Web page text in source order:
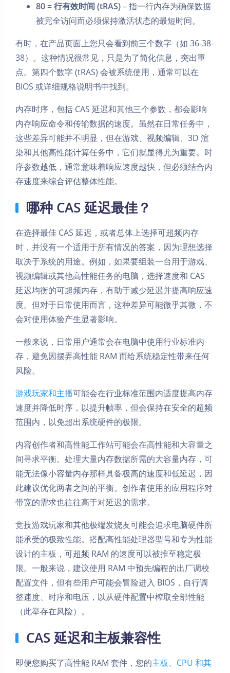
80 = 行有效时间 (tRAS)– 指一行内存为确保数据
被完全访问而必须保持激活状态的最短时间。
有时，在产品页面上您只会看到前三个数字（如 36-38-
38）。这种情况很常见，只是为了简化信息，突出重
点。第四个数字 (tRAS) 会被系统使用，通常可以在
BIOS 或详细规格说明书中找到。
内存时序，包括 CAS 延迟和其他三个参数，都会影响
内存响应命令和传输数据的速度。虽然在日常任务中，
这些差异可能并不明显，但在游戏、视频编辑、3D 渲
染和其他高性能计算任务中，它们就显得尤为重要。时
序参数越低，通常意味着响应速度越快，但必须结合内
存速度来综合评估整体性能。
哪种 CAS 延迟最佳？
在选择最佳 CAS 延迟，或者总体上选择可超频内存
时，并没有一个适用于所有情况的答案，因为理想选择
取决于系统的用途。例如，如果要组装一台用于游戏、
视频编辑或其他高性能任务的电脑，选择速度和 CAS
延迟均衡的可超频内存，有助于减少延迟并提高响应速
度。但对于日常使用而言，这种差异可能微乎其微，不
会对使用体验产生显著影响。
一般来说，日常用户通常会在电脑中使用行业标准内
存，避免因摆弄高性能 RAM 而给系统稳定性带来任何
风险。
游戏玩家和主播可能会在行业标准范围内适度提高内存
速度并降低时序，以提升帧率，但会保持在安全的超频
范围内，以免超出系统硬件的极限。
内容创作者和高性能工作站可能会在高性能和大容量之
间寻求平衡。处理大量内存数据所需的大容量内存，可
能无法像小容量内存那样具备极高的速度和低延迟，因
此建议优化两者之间的平衡。创作者使用的应用程序对
带宽的需求也往往高于对延迟的需求。
竞技游戏玩家和其他极端发烧友可能会追求电脑硬件所
能承受的极致性能。搭配高性能处理器型号和专为性能
设计的主板，可超频 RAM 的速度可以被推至稳定极
限。一般来说，建议使用 RAM 中预先编程的出厂调校
配置文件，但有些用户可能会冒险进入 BIOS，自行调
整速度、时序和电压，以从硬件配置中榨取全部性能
（此举存在风险）。
CAS 延迟和主板兼容性
即便您购买了高性能 RAM 套件，您的主板、CPU 和其